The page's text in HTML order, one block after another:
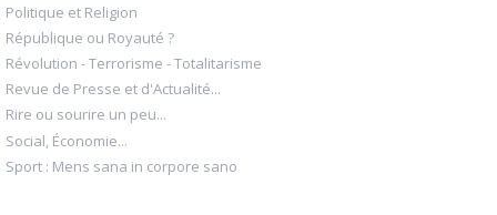
Politique et Religion
République ou Royauté ?
Révolution - Terrorisme - Totalitarisme
Revue de Presse et d'Actualité...
Rire ou sourire un peu...
Social, Économie...
Sport : Mens sana in corpore sano